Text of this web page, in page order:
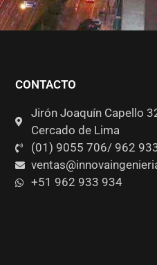
CONTACTO
Jirón Joaquín Capello
Cercado de Lima
(01) 9055 706/ 962
+51 962 933 934